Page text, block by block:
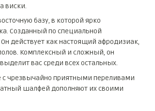
виски.
базу, в которой ярко
Созданный по специальной
действует как настоящий афродизиак,
Комплексный и сложный, он
вас среди всех остальных.
чрезвычайно приятными переливами
шалфей дополняют их своими